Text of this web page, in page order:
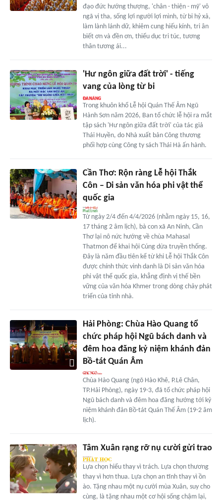
đạo đức hướng thượng, 'chân - thiện - mỹ' vô
ngã vị tha, sống lợi người lợi mình, từ bi hỷ xả,
làm lành lánh dữ, khiêm cung hiếu kính, tri ân
biết ơn và đền ơn, thiểu dục tri túc, tương
thân tương ái...
'Hư ngôn giữa đất trời' - tiếng
vang của lòng từ bi
Trong khuôn khổ Lễ hội Quán Thế Âm Ngũ
Hành Sơn năm 2026, Ban tổ chức lễ hội ra mắt
tập sách 'Hư ngôn giữa đất trời' của tác giả
Thái Huyền, do Nhà xuất bản Công thương
phối hợp cùng Công ty sách Thái Hà ấn hành.
Cần Thơ: Rộn ràng Lễ hội Thắk
Côn – Di sản văn hóa phi vật thể
quốc gia
Từ ngày 2/4 đến 4/4/2026 (nhằm ngày 15, 16,
17 tháng 2 âm lịch), bà con xã An Ninh, Cần
Thơ lại nô nức hướng về chùa Mahasal
Thatmon để khai hội Cúng dừa truyền thống.
Đây là năm đầu tiên kể từ khi Lễ hội Thắk Côn
được chính thức vinh danh là Di sản văn hóa
phi vật thể quốc gia, khẳng định vị thế bền
vững của văn hóa Khmer trong dòng chảy phát
triển của tỉnh nhà.
Hải Phòng: Chùa Hào Quang tổ
chức pháp hội Ngũ bách danh và
đêm hoa đăng kỷ niệm khánh đản
Bồ-tát Quán Âm
Chùa Hào Quang (ngõ Hào Khê, P.Lê Chân,
TP.Hải Phòng), ngày 19-3, đã tổ chức pháp hội
Ngũ bách danh và đêm hoa đăng hướng tới kỷ
niệm khánh đản Bồ-tát Quán Thế Âm (19-2 âm
lịch).
Tâm Xuân rạng rỡ nụ cười gửi trao
Lựa chọn hiểu thay vì trách. Lựa chọn thương
thay vì hơn thua. Lựa chọn an tĩnh thay vì ồn
ào. Tặng nhau một nụ cười mùa Xuân, suy cho
cùng, là tặng nhau một cơ hội sống chậm lại,